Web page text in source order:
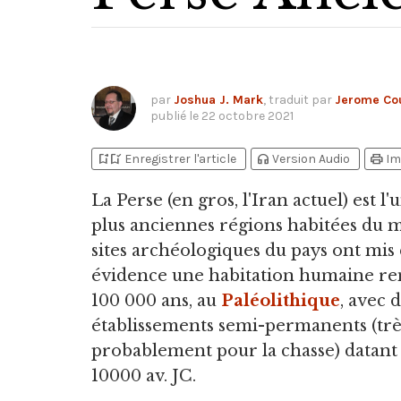
par Joshua J. Mark, traduit par Jerome
publié le 22 octobre 2021
bookmark_addbookmark_added Enregistrer l'article headphones Version Audio print
La Perse (en gros, l'Iran actuel) est
plus anciennes régions habitées du
sites archéologiques du pays ont mis
évidence une habitation humaine
100 000 ans, au Paléolithique, avec
établissements semi-permanents
probablement pour la chasse) datant
10000 av. JC.